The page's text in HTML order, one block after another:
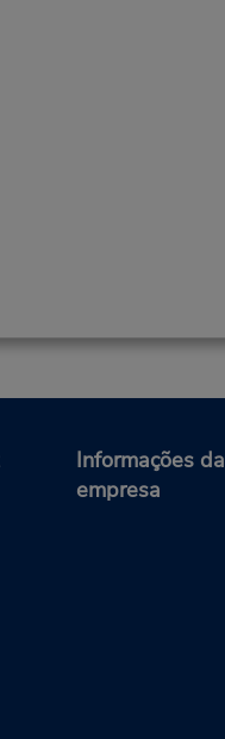
Informações da
empresa